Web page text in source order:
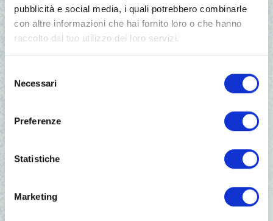
pubblicità e social media, i quali potrebbero combinarle
con altre informazioni che hai fornito loro o che hanno
raccolto dal tuo utilizzo dei loro servizi.
delNecessari
Preferenze
Statistiche
Marketing